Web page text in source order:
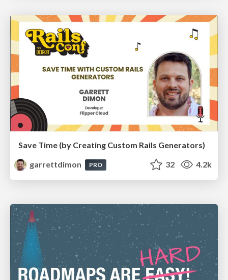
Save Time (by Creating Custom Rails Generators)
garrettdimon
PRO 32 4.2k